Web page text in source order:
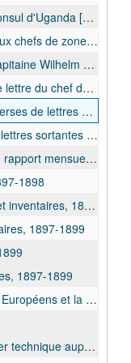
brittanique par les troupes de Francis Dhanis lors de l'expédition du Nil, 1897 avr.
concernant la nomination des sous-lieutenants dans le district du Stanley-Falls, 1898 mai
concernant les mouvements des révoltés dans la région d'Uvira, 1898 juin
concernant des renseignements sur le poste des revoltés à Uvira, 1898 sept.
correspondants inconnus, 1897 déc. - 1899 sept.
de Kabambare et d'Albertville, 1899 août - 1899 sept.
générale de la zone de Kabambare, [1899]
1898
1897-1900
1897-1899
1897-1899
locale, 1898-1900
Company (1904 avr. - 1904 sept.), 1904